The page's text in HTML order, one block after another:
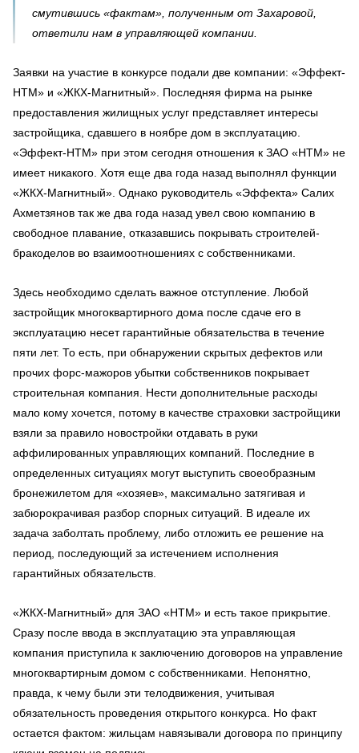
смутившись «фактам», полученным от Захаровой,
ответили нам в управляющей компании.
Заявки на участие в конкурсе подали две компании: «Эффект-
НТМ» и «ЖКХ-Магнитный». Последняя фирма на рынке
предоставления жилищных услуг представляет интересы
застройщика, сдавшего в ноябре дом в эксплуатацию.
«Эффект-НТМ» при этом сегодня отношения к ЗАО «НТМ» не
имеет никакого. Хотя еще два года назад выполнял функции
«ЖКХ-Магнитный». Однако руководитель «Эффекта» Салих
Ахметзянов так же два года назад увел свою компанию в
свободное плавание, отказавшись покрывать строителей-
бракоделов во взаимоотношениях с собственниками.
Здесь необходимо сделать важное отступление. Любой
застройщик многоквартирного дома после сдаче его в
эксплуатацию несет гарантийные обязательства в течение
пяти лет. То есть, при обнаружении скрытых дефектов или
прочих форс-мажоров убытки собственников покрывает
строительная компания. Нести дополнительные расходы
мало кому хочется, потому в качестве страховки застройщики
взяли за правило новостройки отдавать в руки
аффилированных управляющих компаний. Последние в
определенных ситуациях могут выступить своеобразным
бронежилетом для «хозяев», максимально затягивая и
забюрокрачивая разбор спорных ситуаций. В идеале их
задача заболтать проблему, либо отложить ее решение на
период, последующий за истечением исполнения
гарантийных обязательств.
«ЖКХ-Магнитный» для ЗАО «НТМ» и есть такое прикрытие.
Сразу после ввода в эксплуатацию эта управляющая
компания приступила к заключению договоров на управление
многоквартирным домом с собственниками. Непонятно,
правда, к чему были эти телодвижения, учитывая
обязательность проведения открытого конкурса. Но факт
остается фактом: жильцам навязывали договора по принципу